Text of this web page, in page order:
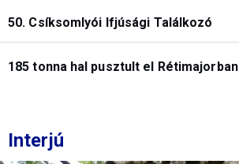
50. Csíksomlyói Ifjúsági Találkozó
185 tonna hal pusztult el Rétimajorban
Interjú